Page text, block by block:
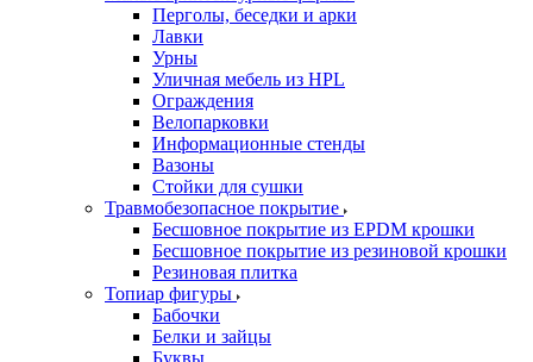
Перголы, беседки и арки
Лавки
Урны
Уличная мебель из HPL
Ограждения
Велопарковки
Информационные стенды
Вазоны
Стойки для сушки
Травмобезопасное покрытие
Бесшовное покрытие из EPDM крошки
Бесшовное покрытие из резиновой крошки
Резиновая плитка
Топиар фигуры
Бабочки
Белки и зайцы
Буквы